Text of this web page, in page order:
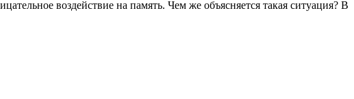
воздействие на память. Чем же объясняется такая ситуация? В